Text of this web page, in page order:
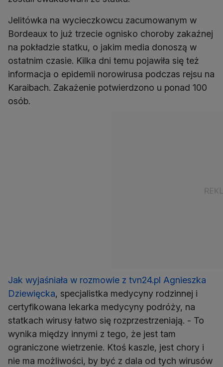
Jelitówka na wycieczkowcu zacumowanym w
Bordeaux to już trzecie ognisko choroby zakaźnej
na pokładzie statku, o jakim media donoszą w
ostatnim czasie. Kilka dni temu pojawiła się też
informacja o epidemii norowirusa podczas rejsu na
Karaibach. Zakażenie potwierdzono u ponad 100
osób.
Jak wyjaśniała w rozmowie z tvn24.pl Agnieszka
Dziewięcka, specjalistka medycyny rodzinnej i
certyfikowana lekarka medycyny podróży, na
statkach wirusy łatwo się rozprzestrzeniają. - To
wynika między innymi z tego, że jest tam
ograniczone wietrzenie. Ktoś kaszle, jest chory i
nie ma możliwości, by być z dala od tych wirusów